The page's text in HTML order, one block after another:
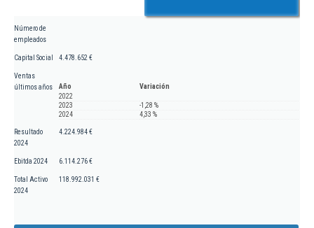
Número de
empleados
Capital Social 4.478.652 €
Ventas
últimos años
Año
Variación
2022
2023
-1,28 %
2024
4,33 %
Resultado
2024
4.224.984 €
Ebitda 2024 6.114.276 €
Total Activo
2024
118.992.031 €